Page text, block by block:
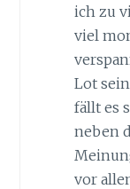
ich zu
viel
Lot
fällt es
neben
vor